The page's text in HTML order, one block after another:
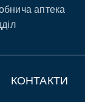
аптека
КОНТАКТИ